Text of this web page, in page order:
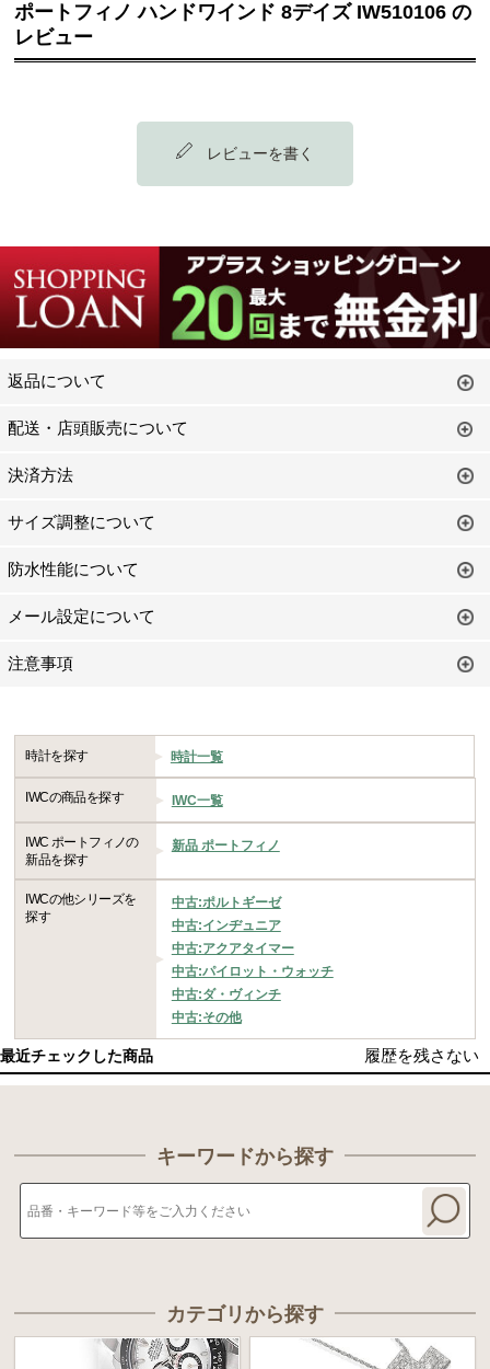
ポートフィノ ハンドワインド 8デイズ IW510106 の
レビュー
レビューを書く
返品について
配送・店頭販売について
決済方法
サイズ調整について
防水性能について
メール設定について
注意事項
時計を探す 時計一覧
IWCの商品を探す IWC一覧
IWC ポートフィノの
新品を探す
新品 ポートフィノ
IWCの他シリーズを
探す
中古:ポルトギーゼ
中古:インヂュニア
中古:アクアタイマー
中古:パイロット・ウォッチ
中古:ダ・ヴィンチ
中古:その他
最近チェックした商品 履歴を残さない
キーワードから探す
カテゴリから探す